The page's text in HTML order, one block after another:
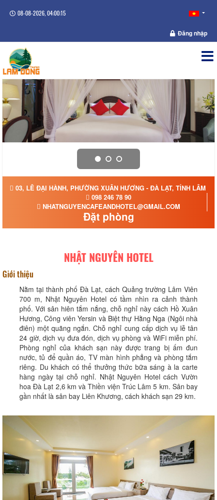
08-08-2026, 04:00:15
Đăng nhập
03, LÊ ĐẠI HÀNH, PHƯỜNG XUÂN HƯƠNG - ĐÀ LẠT, TỈNH LÂM
098 246 78 90
NHATNGUYENCAFEANDHOTEL@GMAIL.COM
Đặt phòng
NHẬT NGUYÊN HOTEL
Giới thiệu
Nằm tại thành phố Đà Lạt, cách Quảng trường Lâm Viên
700 m, Nhật Nguyên Hotel có tầm nhìn ra cảnh thành
phố. Với sân hiên tắm nắng, chỗ nghỉ này cách Hồ Xuân
Hương, Công viên Yersin và Biệt thự Hằng Nga (Ngôi nhà
điên) một quãng ngắn. Chỗ nghỉ cung cấp dịch vụ lễ tân
24 giờ, dịch vụ đưa đón, dịch vụ phòng và WiFi miễn phí.
Phòng nghỉ của khách sạn này được trang bị ấm đun
nước, tủ để quần áo, TV màn hình phẳng và phòng tắm
riêng. Du khách có thể thưởng thức bữa sáng à la carte
hàng ngày tại chỗ nghỉ. Nhật Nguyên Hotel cách Vườn
hoa Đà Lạt 2,6 km và Thiền viện Trúc Lâm 5 km. Sân bay
gần nhất là sân bay Liên Khương, cách khách sạn 29 km.